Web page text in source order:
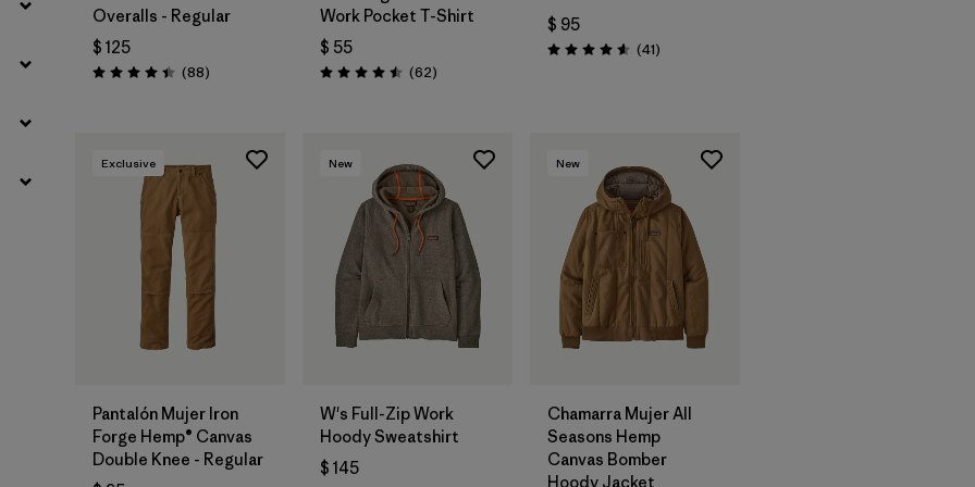
Overalls - Regular
$ 125
Valoración: 4.4 / 5
(88Comentarios
)
Work Pocket T-Shirt
$ 55
Valoración: 4.5 / 5
(62Comentarios
)
$ 95
Valoración: 4.6 / 5
(41Comentarios
)
Exclusive
Pantalón Mujer Iron
Forge Hemp® Canvas
Double Knee - Regular
New
W's Full-Zip Work
Hoody Sweatshirt
$ 145
New
Chamarra Mujer All
Seasons Hemp
Canvas Bomber
Hoody Jacket